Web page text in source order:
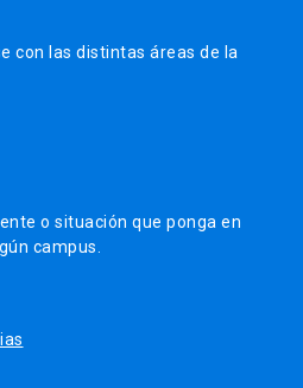
con las distintas áreas de la
o situación que ponga en
campus.